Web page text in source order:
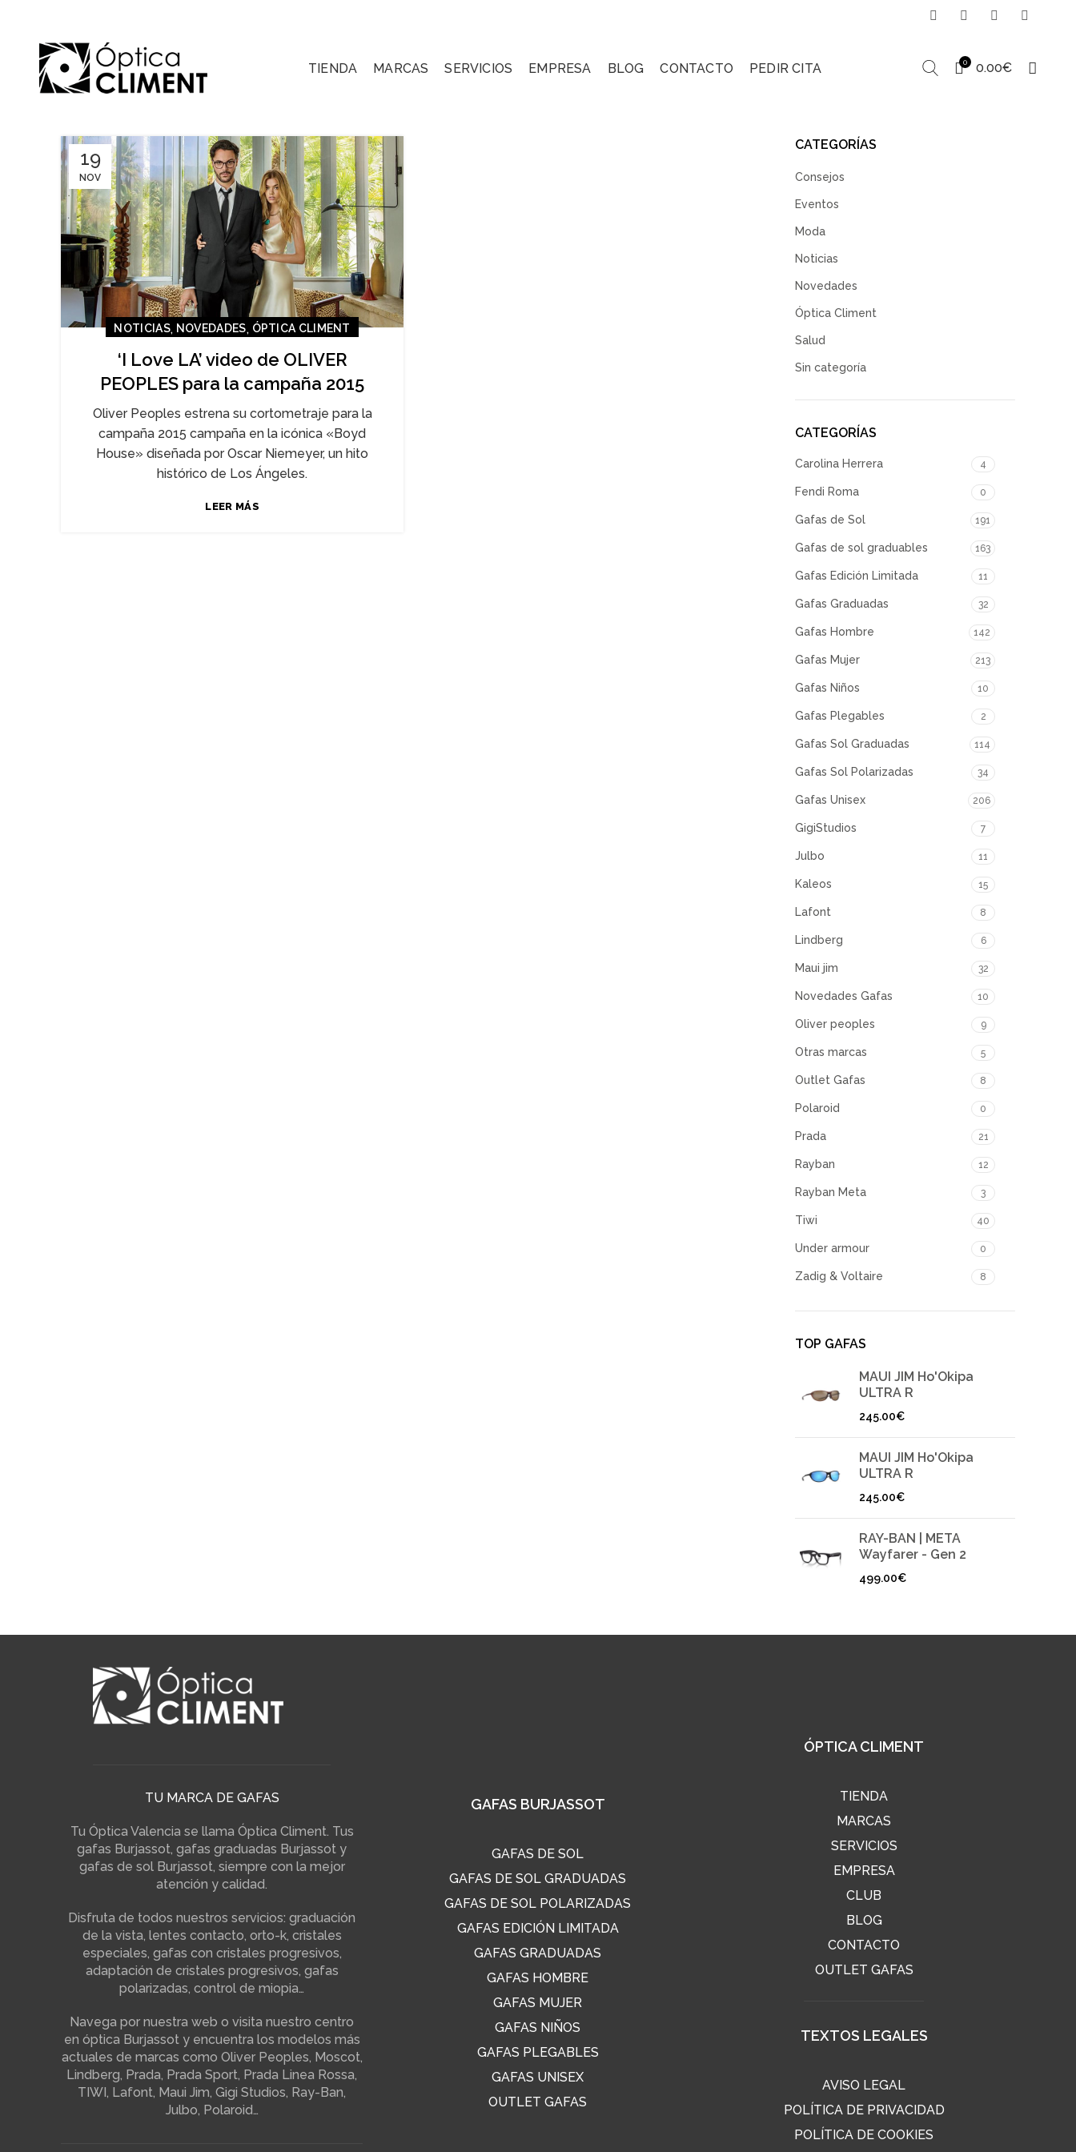
TIENDA MARCAS SERVICIOS EMPRESA BLOG CONTACTO PEDIR CITA 0 0.00€
19
NOV
NOTICIAS, NOVEDADES, ÓPTICA CLIMENT
‘I Love LA’ video de OLIVER
PEOPLES para la campaña 2015
Oliver Peoples estrena su cortometraje para la
campaña 2015 campaña en la icónica «Boyd
House» diseñada por Oscar Niemeyer, un hito
histórico de Los Ángeles.
LEER MÁS
CATEGORÍAS
Consejos
Eventos
Moda
Noticias
Novedades
Óptica Climent
Salud
Sin categoría
CATEGORÍAS
Carolina Herrera 4
Fendi Roma 0
Gafas de Sol 191
Gafas de sol graduables 163
Gafas Edición Limitada 11
Gafas Graduadas 32
Gafas Hombre 142
Gafas Mujer 213
Gafas Niños 10
Gafas Plegables 2
Gafas Sol Graduadas 114
Gafas Sol Polarizadas 34
Gafas Unisex 206
GigiStudios 7
Julbo 11
Kaleos 15
Lafont 8
Lindberg 6
Maui jim 32
Novedades Gafas 10
Oliver peoples 9
Otras marcas 5
Outlet Gafas 8
Polaroid 0
Prada 21
Rayban 12
Rayban Meta 3
Tiwi 40
Under armour 0
Zadig & Voltaire 8
TOP GAFAS
MAUI JIM Ho'Okipa
ULTRA R
245.00€
MAUI JIM Ho'Okipa
ULTRA R
245.00€
RAY-BAN | META
Wayfarer - Gen 2
499.00€
TU MARCA DE GAFAS
Tu Óptica Valencia se llama Óptica Climent. Tus
gafas Burjassot, gafas graduadas Burjassot y
gafas de sol Burjassot, siempre con la mejor
atención y calidad.
Disfruta de todos nuestros servicios: graduación
de la vista, lentes contacto, orto-k, cristales
especiales, gafas con cristales progresivos,
adaptación de cristales progresivos, gafas
polarizadas, control de miopia…
Navega por nuestra web o visita nuestro centro
en óptica Burjassot y encuentra los modelos más
actuales de marcas como Oliver Peoples, Moscot,
Lindberg, Prada, Prada Sport, Prada Linea Rossa,
TIWI, Lafont, Maui Jim, Gigi Studios, Ray-Ban,
Julbo, Polaroid…
GAFAS BURJASSOT
GAFAS DE SOL
GAFAS DE SOL GRADUADAS
GAFAS DE SOL POLARIZADAS
GAFAS EDICIÓN LIMITADA
GAFAS GRADUADAS
GAFAS HOMBRE
GAFAS MUJER
GAFAS NIÑOS
GAFAS PLEGABLES
GAFAS UNISEX
OUTLET GAFAS
ÓPTICA CLIMENT
TIENDA
MARCAS
SERVICIOS
EMPRESA
CLUB
BLOG
CONTACTO
OUTLET GAFAS
TEXTOS LEGALES
AVISO LEGAL
POLÍTICA DE PRIVACIDAD
POLÍTICA DE COOKIES